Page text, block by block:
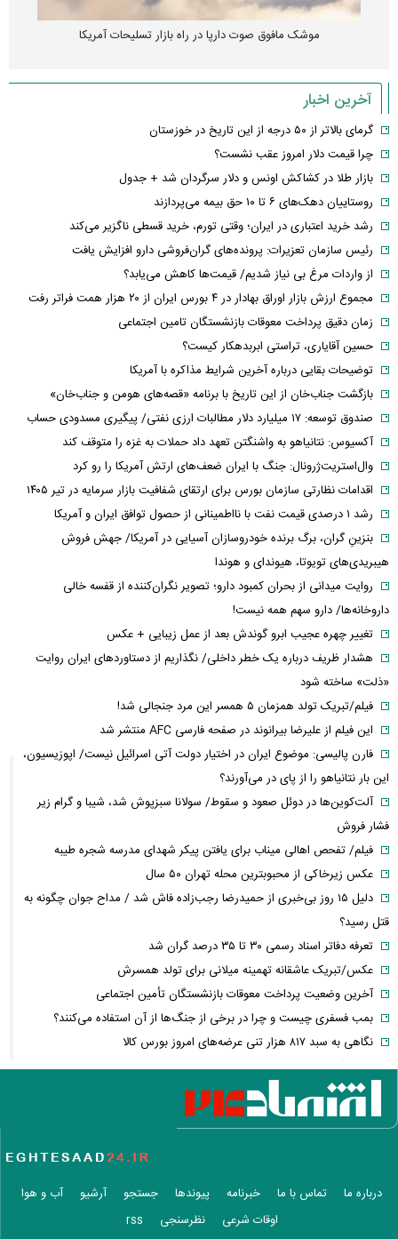
موشک مافوق صوت دارپا در راه بازار تسلیحات آمریکا
آخرین اخبار
گرمای بالاتر از ۵۰ درجه از این تاریخ در خوزستان
چرا قیمت دلار امروز عقب نشست؟
بازار طلا در کشاکش اونس و دلار سرگردان شد + جدول
روستاییان دهک‌های ۶ تا ۱۰ حق بیمه می‌پردازند
رشد خرید اعتباری در ایران؛ وقتی تورم، خرید قسطی ناگزیر می‌کند
رئیس سازمان تعزیرات: پرونده‌های گران‌فروشی دارو افزایش یافت
از واردات مرغ بی نیاز شدیم/ قیمت‌ها کاهش می‌یابد؟
مجموع ارزش بازار اوراق بهادار در ۴ بورس ایران از ۲۰ هزار همت فراتر رفت
زمان دقیق پرداخت معوقات بازنشستگان تامین اجتماعی
حسین آقایاری، تراستی ابربدهکار کیست؟
توضیحات بقایی درباره آخرین شرایط مذاکره با آمریکا
بازگشت جناب‌خان از این تاریخ با برنامه «قصه‌های هومن و جناب‌خان»
صندوق توسعه: ۱۷ میلیارد دلار مطالبات ارزی نفتی/ پیگیری مسدودی حساب
آکسیوس: نتانیاهو به واشنگتن تعهد داد حملات به غزه را متوقف کند
وال‌استریت‌ژرونال: جنگ با ایران ضعف‌های ارتش آمریکا را رو کرد
اقدامات نظارتی سازمان بورس برای ارتقای شفافیت بازار سرمایه در تیر ۱۴۰۵
رشد ۱ درصدی قیمت نفت با نااطمینانی از حصول توافق ایران و آمریکا
بنزینِ گران، برگ برنده خودروسازان آسیایی در آمریکا/ جهش فروش
هیبریدی‌های تویوتا، هیوندای و هوندا
روایت میدانی از بحران کمبود دارو؛ تصویر نگران‌کننده از قفسه خالی
داروخانه‌ها/ دارو سهم همه نیست!
تغییر چهره عجیب ابرو گوندش بعد از عمل زیبایی + عکس
هشدار ظریف درباره یک خطر داخلی/ نگذاریم از دستاوردهای ایران روایت
«ذلت» ساخته شود
فیلم/تبریک تولد همزمان ۵ همسر این مرد جنجالی شد!
این فیلم از علیرضا بیرانوند در صفحه فارسی AFC منتشر شد
فارن پالیسی: موضوع ایران در اختیار دولت آتی اسرائیل نیست/ اپوزیسیون،
این بار نتانیاهو را از پای در می‌آورند؟
آلت‌کوین‌ها در دوئل صعود و سقوط/ سولانا سبزپوش شد، شیبا و گرام زیر
فشار فروش
فیلم/ تفحص اهالی میناب برای یافتن پیکر شهدای مدرسه شجره طیبه
عکس زیرخاکی از محبوبترین محله تهران ۵۰ سال
دلیل ۱۵ روز بی‌خبری از حمیدرضا رجب‌زاده فاش شد / مداح جوان چگونه به
قتل رسید؟
تعرفه دفاتر اسناد رسمی ۳۰ تا ۳۵ درصد گران شد
عکس/تبریک عاشقانه تهمینه میلانی برای تولد همسرش
آخرین وضعیت پرداخت معوقات بازنشستگان تأمین اجتماعی
بمب فسفری چیست و چرا در برخی از جنگ‌ها از آن استفاده می‌کنند؟
نگاهی به سبد ۸۱۷ هزار تنی عرضه‌های امروز بورس کالا
عکس آتلیه‌ای همسر سابق اشکان خطیبی پربازدید شد
خریداران خودرو همچنان در انتظار + جدول قیمت
فشار فروش، طلا را عقب راند
ترلان پروانه و شروین حاجی‌پور از هم جدا شدند! + فیلم
فیلم/ماجرای سانسور لباس پارسا پیروزفر در سریال در پناه تو!
اعتراف یک دختر بلاگر به قتل مداح جوان | حمیدرضا رجب‌زاده چگونه به قتل
درباره ما تماس با ما خبرنامه پیوندها جستجو آرشیو
آب و هوا
اوقات شرعی
نظرسنجی rss